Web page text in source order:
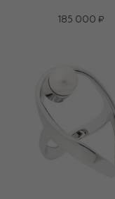
185 000 ₽